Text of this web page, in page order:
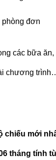
phòng đơn
các bữa
chương
chiếu mới
tháng tính